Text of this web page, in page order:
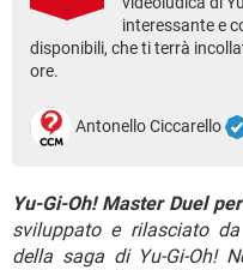
TIKTOK
HARDWARE
interessante e
disponibili, che ti terrà
ore.
Antonello Ciccarello
Yu-Gi-Oh! Master Duel
sviluppato e rilasciato
della saga di Yu-Gi-Oh!